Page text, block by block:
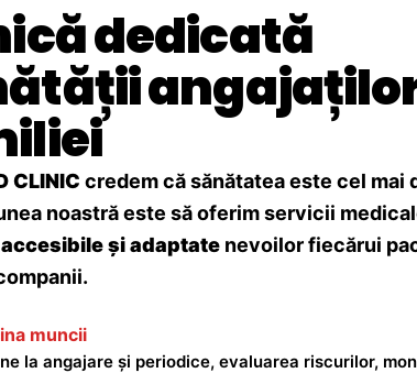
dedicată
CLINIC credem că sănătatea este cel mai
noastră este să oferim servicii
și adaptate nevoilor fiecărui
muncii
la angajare și periodice, evaluarea riscurilor,